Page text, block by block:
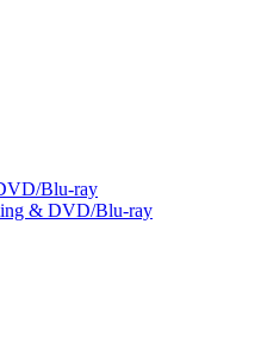
Blu-ray
& DVD/Blu-ray